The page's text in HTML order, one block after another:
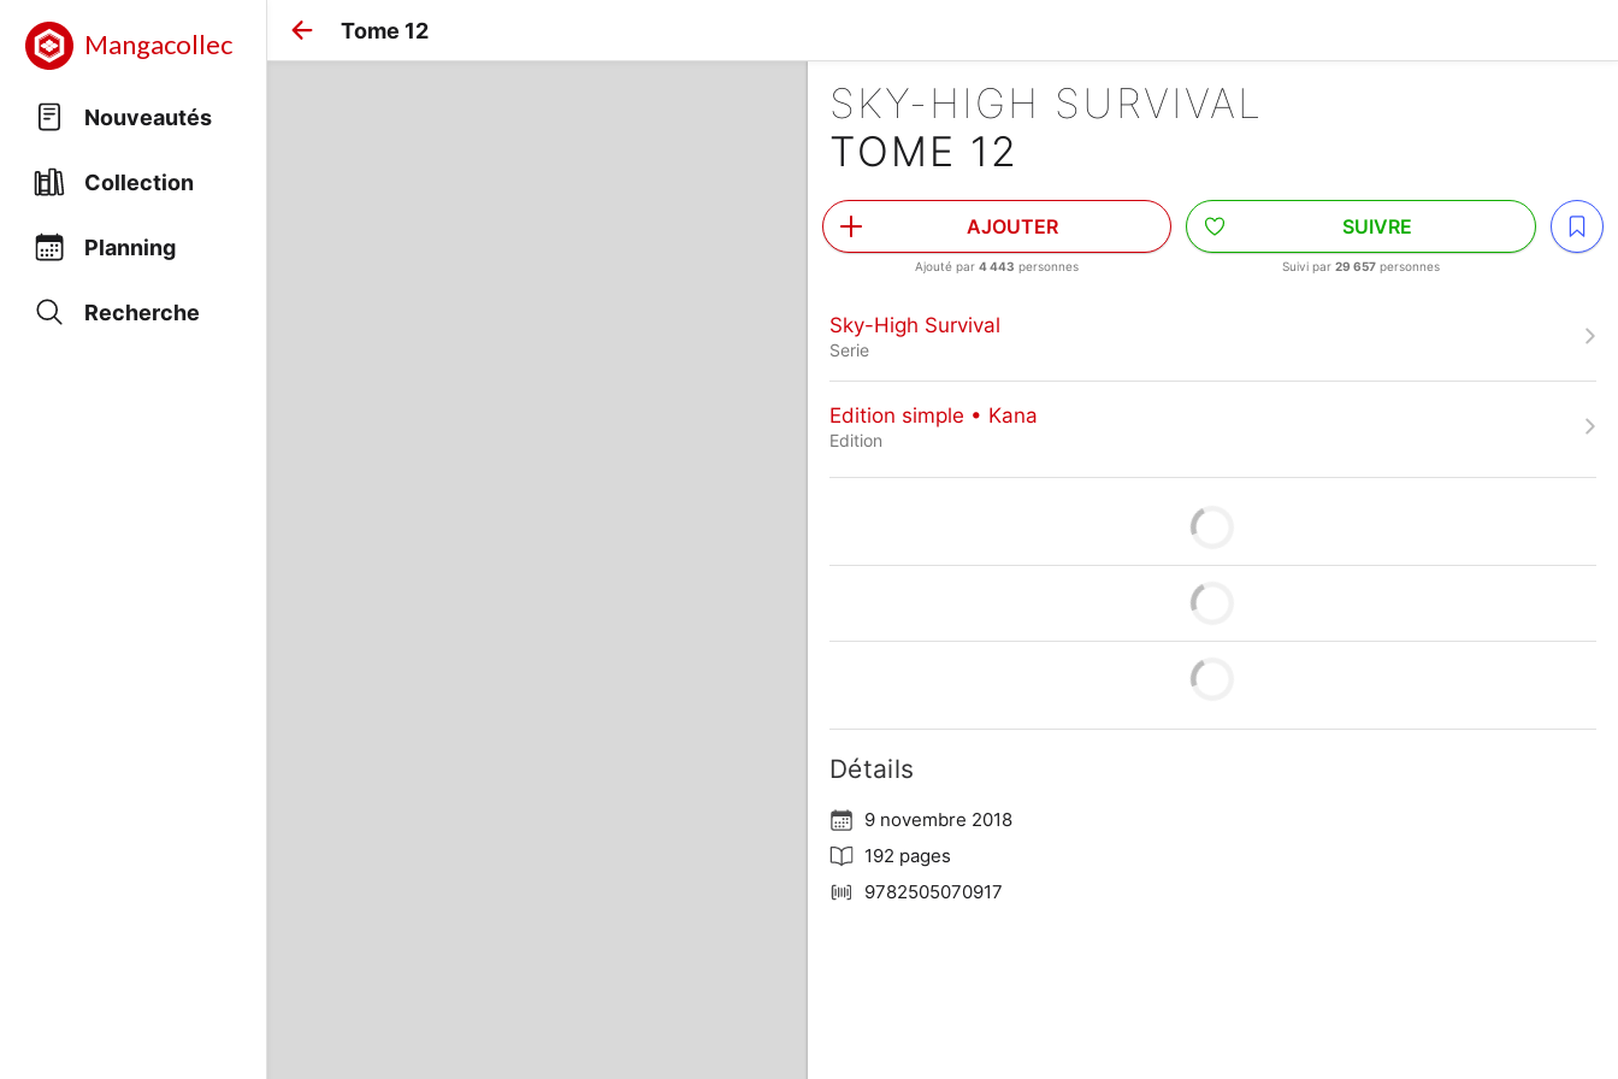
Mangacollec
Nouveautés
Collection
Planning
Recherche
Tome 12
SKY-HIGH SURVIVAL
TOME 12
AJOUTER
Ajouté par4 443 personnes
SUIVRE
Suivi par29 657 personnes
Sky-High Survival
Serie
Edition simple • Kana
Edition
Détails
9 novembre 2018
192 pages
9782505070917